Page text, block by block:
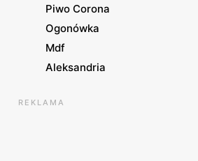
Piwo Corona
Ogonówka
Mdf
Aleksandria
REKLAMA